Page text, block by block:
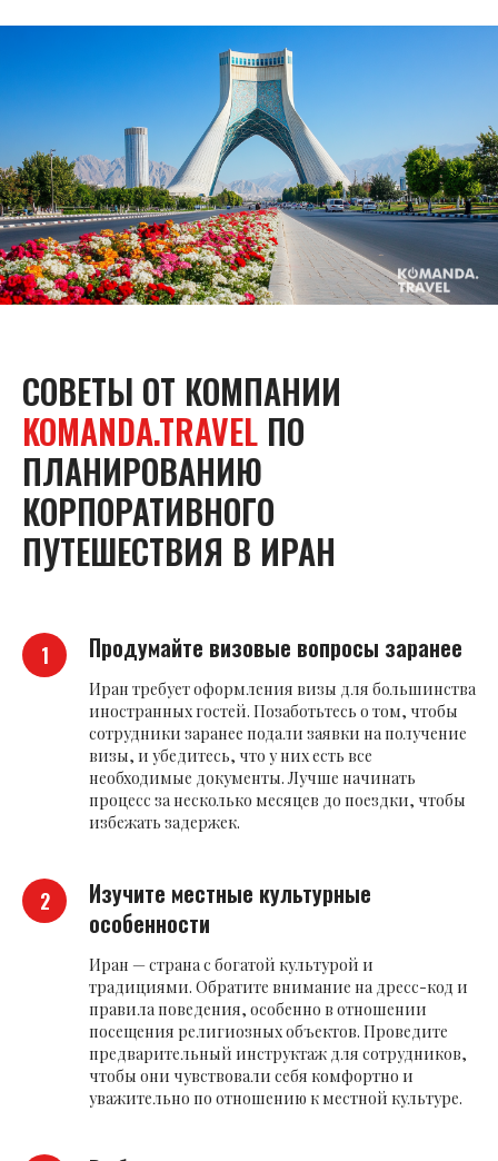
СОВЕТЫ ОТ КОМПАНИИ
KOMANDA.TRAVEL ПО
ПЛАНИРОВАНИЮ
КОРПОРАТИВНОГО
ПУТЕШЕСТВИЯ В ИРАН
Продумайте визовые вопросы заранее
Иран требует оформления визы для большинства
иностранных гостей. Позаботьтесь о том, чтобы
сотрудники заранее подали заявки на получение
визы, и убедитесь, что у них есть все
необходимые документы. Лучше начинать
процесс за несколько месяцев до поездки, чтобы
избежать задержек.
Изучите местные культурные
особенности
Иран — страна с богатой культурой и
традициями. Обратите внимание на дресс-код и
правила поведения, особенно в отношении
посещения религиозных объектов. Проведите
предварительный инструктаж для сотрудников,
чтобы они чувствовали себя комфортно и
уважительно по отношению к местной культуре.